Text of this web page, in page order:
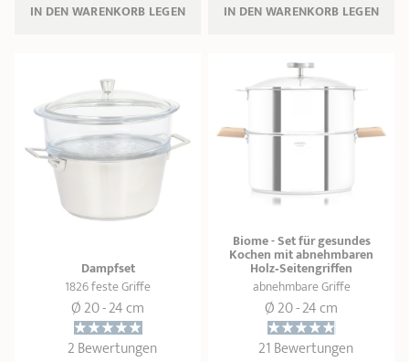
LEGEN LEGEN
Dampfset
1826 feste Griffe
Ø 20 - 24 cm
2 Bewertungen
Biome - Set für gesundes
Kochen mit abnehmbaren
Holz‑Seitengriffen
abnehmbare Griffe
Ø 20 - 24 cm
21 Bewertungen